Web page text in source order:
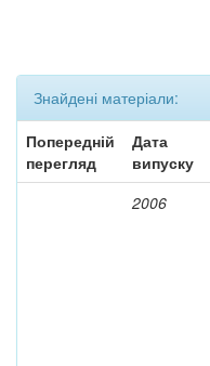
Знайдені матеріали:
Попередній
перегляд
Дата
випуску
2006